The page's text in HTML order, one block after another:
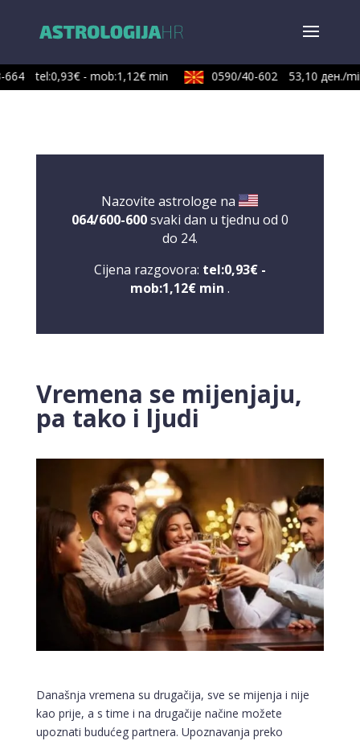
tel:0,93€ - mob:1,12€ min 0590/40-602 53,10 ден./min
Nazovite astrologe na
064/600-600svaki dan u tjednu od 0
do 24.
Cijena razgovora: tel:0,93€ -
mob:1,12€ min .
Vremena se mijenjaju,
pa tako i ljudi
Današnja vremena su drugačija, sve se mijenja i nije
kao prije, a s time i na drugačije načine možete
upoznati budućeg partnera. Upoznavanja preko